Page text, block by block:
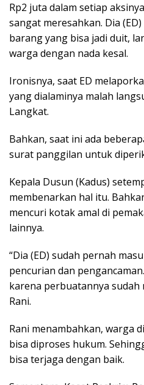
Rp2 juta dalam setiap
sangat meresahkan. Dia
barang yang bisa jadi duit,
warga dengan nada kesal.
Ironisnya, saat ED
yang dialaminya malah
Langkat.
Bahkan, saat ini ada
surat panggilan untuk
Kepala Dusun (Kadus)
membenarkan hal itu.
mencuri kotak amal di
lainnya.
“Dia (ED) sudah pernah
pencurian dan
karena perbuatannya sudah
Rani.
Rani menambahkan, warga
bisa diproses hukum.
bisa terjaga dengan baik.